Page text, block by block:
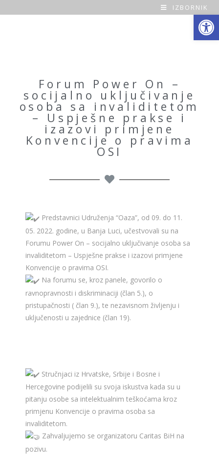
Open toolbar
O
IZBORNIK
Forum Power On –
socijalno uključivanje
osoba sa invaliditetom
– Uspješne prakse i
izazovi primjene
Konvencije o pravima
OSI
Predstavnici Udruženja “Oaza”, od 09. do 11.
05. 2022. godine, u Banja Luci, učestvovali su na
Forumu Power On – socijalno uključivanje osoba sa
invaliditetom – Uspješne prakse i izazovi primjene
Konvencije o pravima OSI.
Na forumu se, kroz panele, govorilo o
ravnopravnosti i diskriminaciji (član 5.), o
pristupačnosti ( član 9.), te nezavisnom življenju i
uključenosti u zajednice (član 19).
Stručnjaci iz Hrvatske, Srbije i Bosne i
Hercegovine podijelili su svoja iskustva kada su u
pitanju osobe sa intelektualnim teškoćama kroz
primjenu Konvencije o pravima osoba sa
invaliditetom.
Zahvaljujemo se organizatoru Caritas BiH na
pozivu.